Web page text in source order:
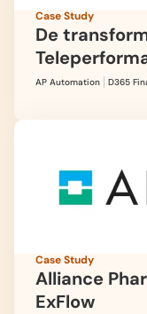
Case Study
De
AP Automation D365
Case Study
Alliance
ExFlow